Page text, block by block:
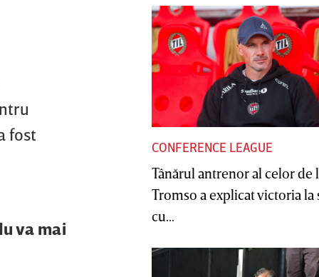
fost
va mai
CONFERENCE LEAGUE
Tânărul antrenor al celor de
Tromso a explicat victoria la
cu...